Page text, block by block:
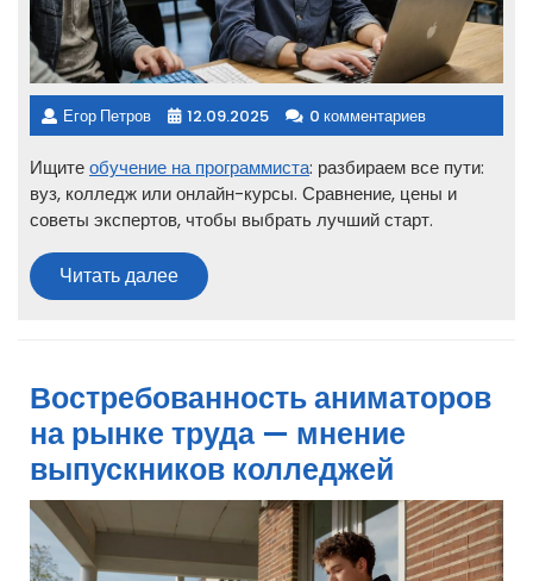
Егор Петров 12.09.2025 0 комментариев
Ищитеобучение на программиста: разбираем все пути:
вуз, колледж или онлайн-курсы. Сравнение, цены и
советы экспертов, чтобы выбрать лучший старт.
Читать далееЧитать
далее
Востребованность аниматоров
на рынке труда — мнение
выпускников колледжей